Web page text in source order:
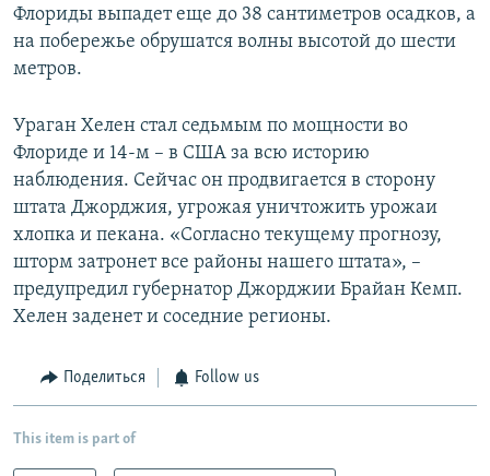
Флориды выпадет еще до 38 сантиметров осадков, а
на побережье обрушатся волны высотой до шести
метров.
Ураган Хелен стал седьмым по мощности во
Флориде и 14-м – в США за всю историю
наблюдения. Сейчас он продвигается в сторону
штата Джорджия, угрожая уничтожить урожаи
хлопка и пекана. «Согласно текущему прогнозу,
шторм затронет все районы нашего штата», –
предупредил губернатор Джорджии Брайан Кемп.
Хелен заденет и соседние регионы.
Поделиться Follow us
This item is part of